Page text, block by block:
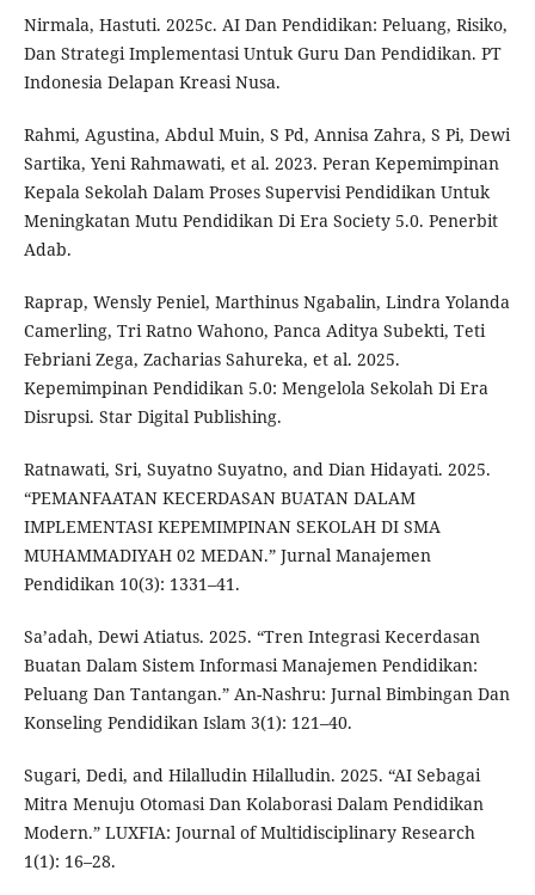
Nirmala, Hastuti. 2025c. AI Dan Pendidikan: Peluang, Risiko,
Dan Strategi Implementasi Untuk Guru Dan Pendidikan. PT
Indonesia Delapan Kreasi Nusa.
Rahmi, Agustina, Abdul Muin, S Pd, Annisa Zahra, S Pi, Dewi
Sartika, Yeni Rahmawati, et al. 2023. Peran Kepemimpinan
Kepala Sekolah Dalam Proses Supervisi Pendidikan Untuk
Meningkatan Mutu Pendidikan Di Era Society 5.0. Penerbit
Adab.
Raprap, Wensly Peniel, Marthinus Ngabalin, Lindra Yolanda
Camerling, Tri Ratno Wahono, Panca Aditya Subekti, Teti
Febriani Zega, Zacharias Sahureka, et al. 2025.
Kepemimpinan Pendidikan 5.0: Mengelola Sekolah Di Era
Disrupsi. Star Digital Publishing.
Ratnawati, Sri, Suyatno Suyatno, and Dian Hidayati. 2025.
“PEMANFAATAN KECERDASAN BUATAN DALAM
IMPLEMENTASI KEPEMIMPINAN SEKOLAH DI SMA
MUHAMMADIYAH 02 MEDAN.” Jurnal Manajemen
Pendidikan 10(3): 1331–41.
Sa’adah, Dewi Atiatus. 2025. “Tren Integrasi Kecerdasan
Buatan Dalam Sistem Informasi Manajemen Pendidikan:
Peluang Dan Tantangan.” An-Nashru: Jurnal Bimbingan Dan
Konseling Pendidikan Islam 3(1): 121–40.
Sugari, Dedi, and Hilalludin Hilalludin. 2025. “AI Sebagai
Mitra Menuju Otomasi Dan Kolaborasi Dalam Pendidikan
Modern.” LUXFIA: Journal of Multidisciplinary Research
1(1): 16–28.